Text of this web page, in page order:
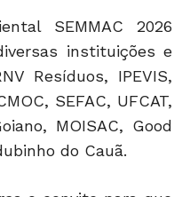
SEMMAC 2026
instituições e
Resíduos, IPEVIS,
SEFAC, UFCAT,
MOISAC, Good
do Cauã.